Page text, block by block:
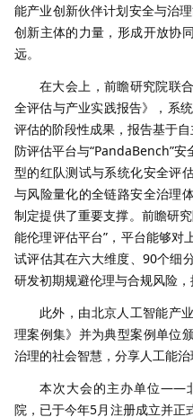
能产业创新伙伴计划安全与治
创新主体的力量，形成开放协
远。
在大会上，前瞻研究院联
全评估与产业实践报告》，系
评估的阶段性成果，报告基于
防评估平台与“PandaBench”
型的红队测试与系统化安全评
与风险量化的全链路安全治理
制定提供了重要支撑。前瞻研
能伦理评估平台”，平台能够对
试评估其在六大维度、90个细
研发初期规避伦理与合规风险，
此外，由北京人工智能产
理案例集》并为典型案例单位
治理的社会智慧，分享人工能治
本次大会的主办单位——
院，已于今年5月注册成立并正